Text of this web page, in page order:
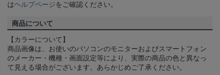
はヘルプページをご確認ください。
商品について
【カラーについて】
商品画像は、お使いのパソコンのモニターおよびスマートフォン
のメーカー・機種・画面設定等により、実際の商品の色と異なっ
て見える場合がございます。あらかじめご了承ください。